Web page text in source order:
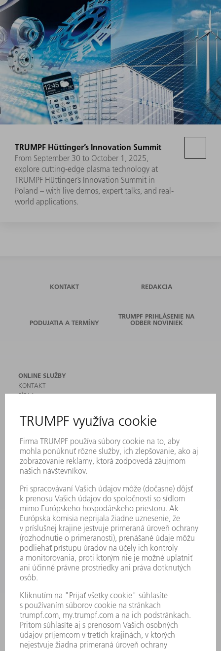
TRUMPF Hüttinger’s Innovation Summit
From September 30 to October 1, 2025,
explore cutting-edge plasma technology at
TRUMPF Hüttinger’s Innovation Summit in
Poland – with live demos, expert talks, and real-
world applications.
KONTAKT REDAKCIA
PODUJATIA A TERMÍNY
TRUMPF PRIHLÁSENIE NA
ODBER NOVINIEK
ONLINE SLUŽBY
KONTAKT
SÍDLA
PRIHLÁSENIE NA ODBER NOVINIEK
KARTA BEZPEČNOSTNÝCH ÚDAJOV
STROJE & SYSTÉMY
LASER
VÝKONOVÁ ELEKTRONIKA
ELEKTRICKÉ RUČNÉ NÁRADIE
SMART FACTORY
SOFTVÉR
SLUŽBY
APLIKÁCIE
ODVETVIA
PODNIK
KARIÉRA
PONUKY PRACOVNÝCH MIEST
PROFIL FIRMY
PREDSTAVENSTVO
SPRÁVA O HOSPODÁRENÍ
FIREMNÉ PRINCÍPY
ZHODA
SYSTÉM OZNAMOVANIA
SECURITY
TLAČOVÉ SPRÁVY
ČASOPISY